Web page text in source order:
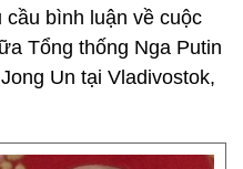
bình luận về cuộc
Tổng thống Nga Putin
Un tại Vladivostok,